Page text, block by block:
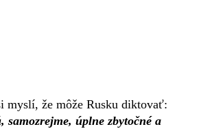
myslí, že môže Rusku diktovať:
samozrejme, úplne zbytočné a